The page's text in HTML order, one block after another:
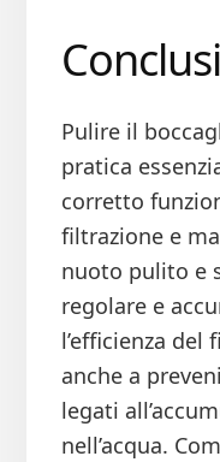
Pulire il
pratica
corretto
filtrazione e
nuoto pulito e
regolare e
l’efficienza
anche a
legati
nell’acqua.